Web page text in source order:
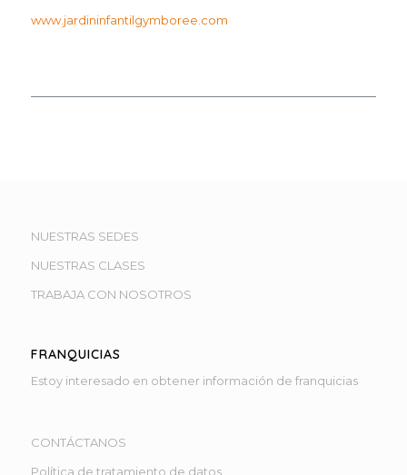
www.jardininfantilgymboree.com
NUESTRAS SEDES
NUESTRAS CLASES
TRABAJA CON NOSOTROS
FRANQUICIAS
Estoy interesado en obtener información de franquicias
CONTÁCTANOS
Política de tratamiento de datos